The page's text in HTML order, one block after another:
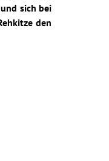
sich bei
den